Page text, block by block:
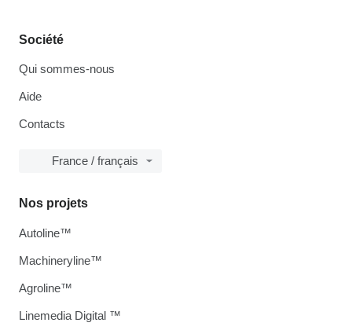
Société
Qui sommes-nous
Aide
Contacts
France / français
Nos projets
Autoline™
Machineryline™
Agroline™
Linemedia Digital ™